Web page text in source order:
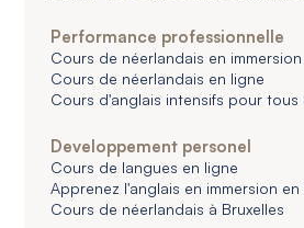
Performance professionnelle
Cours de néerlandais en immersion
Cours de néerlandais en ligne
Cours d'anglais intensifs pour tous
Developpement personel
Cours de langues en ligne
Apprenez l'anglais en immersion en
Cours de néerlandais à Bruxelles